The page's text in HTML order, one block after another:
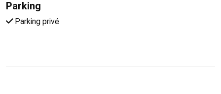
Parking
Parking privé